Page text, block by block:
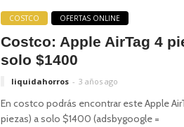
COSTCO OFERTAS ONLINE
Costco: Apple AirTag 4
solo $1400
liquidahorros 3 años ago
En costco podrás encontrar este Apple
piezas) a solo $1400 (adsbygoogle =